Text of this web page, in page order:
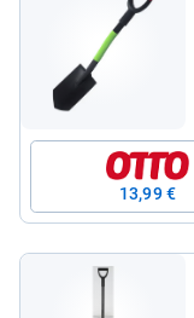
13,99 €